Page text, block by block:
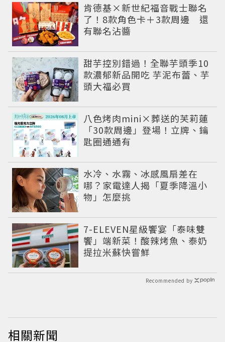
肯德基×新世紀福音戰士聯名
了！8款角色卡＋3款周邊 還
有聯名沾醬
甜芋控別錯過！全聯芋頭季10
款濃郁新品開吃 芋泥布蕾、芋
頭大福必買
八色烤肉mini×葬送的芙莉蓮
「30款周邊」登場！立牌、鑰
匙圈通通有
水冷、水霧、冰感風扇差在
哪？家電達人揭「夏季降溫小
物」怎麼挑
7-ELEVEN星級饗宴「泰味雙
饗」端新菜！酸辣烤魚、泰奶
提拉米蘇快嘗鮮
Recommended by
相關新聞